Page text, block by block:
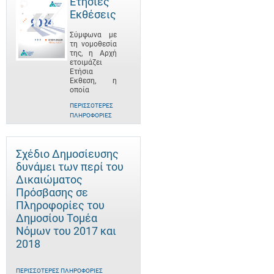
Εκθέσεις
Σύμφωνα με
τη νομοθεσία
της, η Αρχή
ετοιμάζει
Ετήσια
Έκθεση, η
οποία
ΠΕΡΙΣΣΌΤΕΡΕΣ
ΠΛΗΡΟΦΟΡΊΕΣ
Σχέδιο Δημοσίευσης
δυνάμει των περί του
Δικαιώματος
Πρόσβασης σε
Πληροφορίες του
Δημοσίου Τομέα
Νόμων του 2017 και
2018
ΠΕΡΙΣΣΌΤΕΡΕΣ ΠΛΗΡΟΦΟΡΊΕΣ